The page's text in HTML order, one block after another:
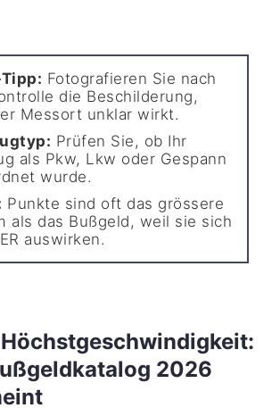
Fotografieren Sie nach
die Beschilderung,
Messort unklar wirkt.
Prüfen Sie, ob Ihr
als Pkw, Lkw oder Gespann
wurde.
Punkte sind oft das grössere
als das Bußgeld, weil sie sich
auswirken.
2026